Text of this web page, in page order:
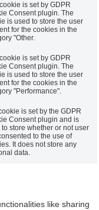
is set by GDPR
Consent plugin. The
is used to store the user
for the cookies in the
"Other.
is set by GDPR
Consent plugin. The
is used to store the user
for the cookies in the
"Performance".
is set by the GDPR
Consent plugin and is
to store whether or not user
to the use of
It does not store any
data.
like sharing